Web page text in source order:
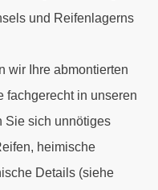
und Reifenlagerns
wir Ihre abmontierten
fachgerecht in unseren
Sie sich unnötiges
heimische
Details (siehe